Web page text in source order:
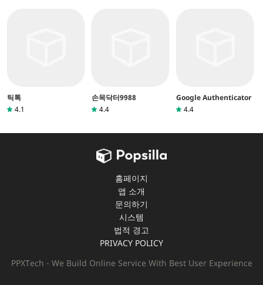
틱톡
4.1
손목닥터9988
4.4
Google Authenticator
4.4
홈페이지
앱 소개
문의하기
시스템
법적 경고
PRIVACY POLICY
PPXTech - We Build Online Service With Best User Experience